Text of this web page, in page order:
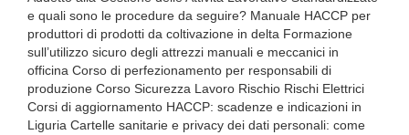
e quali sono le procedure da seguire? Manuale HACCP per
produttori di prodotti da coltivazione in delta Formazione
sull’utilizzo sicuro degli attrezzi manuali e meccanici in
officina Corso di perfezionamento per responsabili di
produzione Corso Sicurezza Lavoro Rischio Rischi Elettrici
Corsi di aggiornamento HACCP: scadenze e indicazioni in
Liguria Cartelle sanitarie e privacy dei dati personali: come